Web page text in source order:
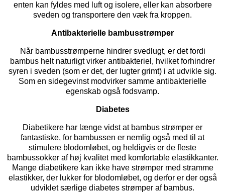
enten kan fyldes med luft og isolere, eller kan absorbere
sveden og transportere den væk fra kroppen.
Antibakterielle bambusstrømper
Når bambusstrømperne hindrer svedlugt, er det fordi
bambus helt naturligt virker antibakteriel, hvilket forhindrer
syren i sveden (som er det, der lugter grimt) i at udvikle sig.
Som en sidegevinst modvirker samme antibakterielle
egenskab også fodsvamp.
Diabetes
Diabetikere har længe vidst at bambus strømper er
fantastiske, for bambussen er nemlig også med til at
stimulere blodomløbet, og heldigvis er de fleste
bambussokker af høj kvalitet med komfortable elastikkanter.
Mange diabetikere kan ikke have strømper med stramme
elastikker, der lukker for blodomløbet, og derfor er der også
udviklet særlige diabetes strømper af bambus.